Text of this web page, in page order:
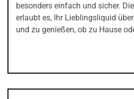
besonders einfach und sicher.
erlaubt es, Ihr Lieblingsliquid
und zu genießen, ob zu Hause